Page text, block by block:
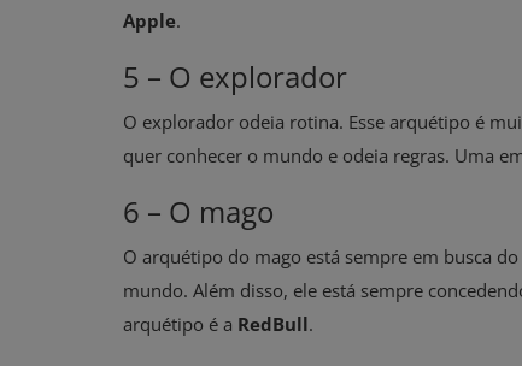
Apple.
5 – O explorador
O explorador odeia rotina. Esse arquétipo é
quer conhecer o mundo e odeia regras. Uma
6 – O mago
O arquétipo do mago está sempre em busca
mundo. Além disso, ele está sempre
arquétipo é a RedBull.